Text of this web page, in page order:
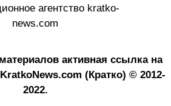
агентство kratko-
news.com
активная ссылка на
KratkoNews.com (Кратко) © 2012-
2022.